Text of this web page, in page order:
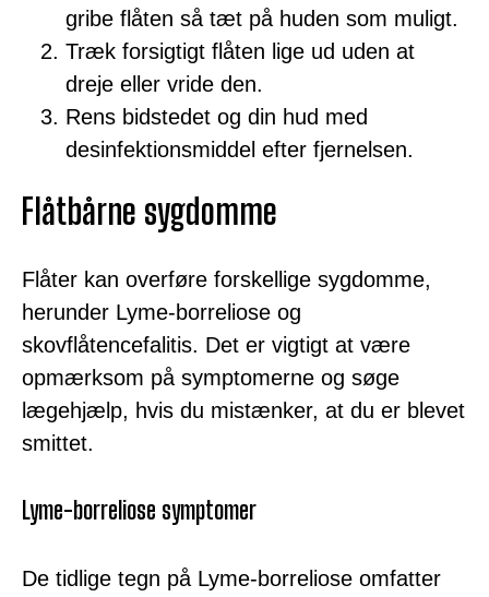
gribe flåten så tæt på huden som muligt.
Træk forsigtigt flåten lige ud uden at
dreje eller vride den.
Rens bidstedet og din hud med
desinfektionsmiddel efter fjernelsen.
Flåtbårne sygdomme
Flåter kan overføre forskellige sygdomme,
herunder Lyme-borreliose og
skovflåtencefalitis. Det er vigtigt at være
opmærksom på symptomerne og søge
lægehjælp, hvis du mistænker, at du er blevet
smittet.
Lyme-borreliose symptomer
De tidlige tegn på Lyme-borreliose omfatter